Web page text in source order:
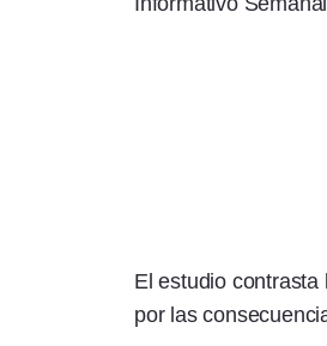
El estudio
por las